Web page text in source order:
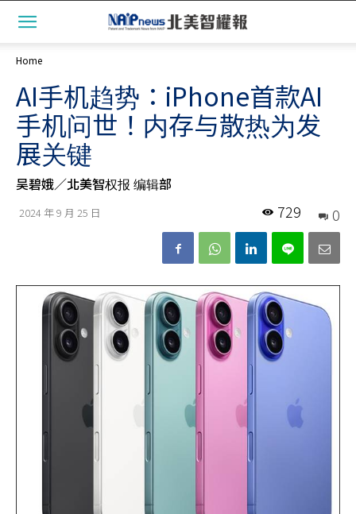
Home
AI手机趋势：iPhone首款AI
手机问世！内存与散热为发
展关键
吴碧娥／北美智权报 编辑部
2024 年 9 月 25 日 0
729